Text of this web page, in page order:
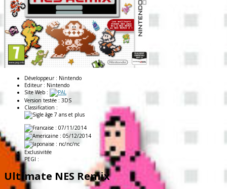
Développeur : Nintendo
Editeur : Nintendo
Site Web :
Version testée : 3DS
Classification :
: 07/11/2014
: 05/12/2014
: nc/nc/nc
Exclusivitée
PEGI :
Ultimate NES Remix